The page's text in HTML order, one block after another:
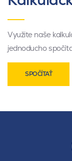
Využite naše
jednoducho
SPOČÍTAŤ